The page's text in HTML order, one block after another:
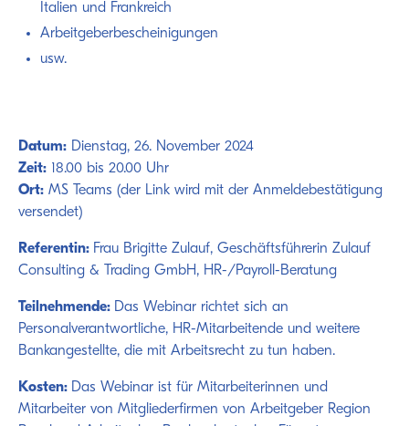
Italien und Frankreich
Arbeitgeberbescheinigungen
usw.
Datum: Dienstag, 26. November 2024
Zeit: 18.00 bis 20.00 Uhr
Ort: MS Teams (der Link wird mit der Anmeldebestätigung
versendet)
Referentin: Frau Brigitte Zulauf, Geschäftsführerin Zulauf
Consulting & Trading GmbH, HR-/Payroll-Beratung
Teilnehmende: Das Webinar richtet sich an
Personalverantwortliche, HR-Mitarbeitende und weitere
Bankangestellte, die mit Arbeitsrecht zu tun haben.
Kosten: Das Webinar ist für Mitarbeiterinnen und
Mitarbeiter von Mitgliederfirmen von Arbeitgeber Region